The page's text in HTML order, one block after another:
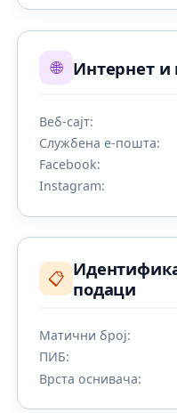
🌐 Интернет
Веб-сајт:
Службена е-пошта:
Facebook:
Instagram:
📋 подаци
Матични број:
ПИБ:
Врста оснивача: